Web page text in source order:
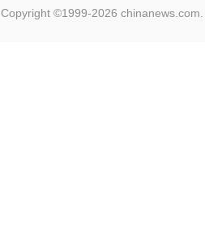
Copyright ©1999-2026